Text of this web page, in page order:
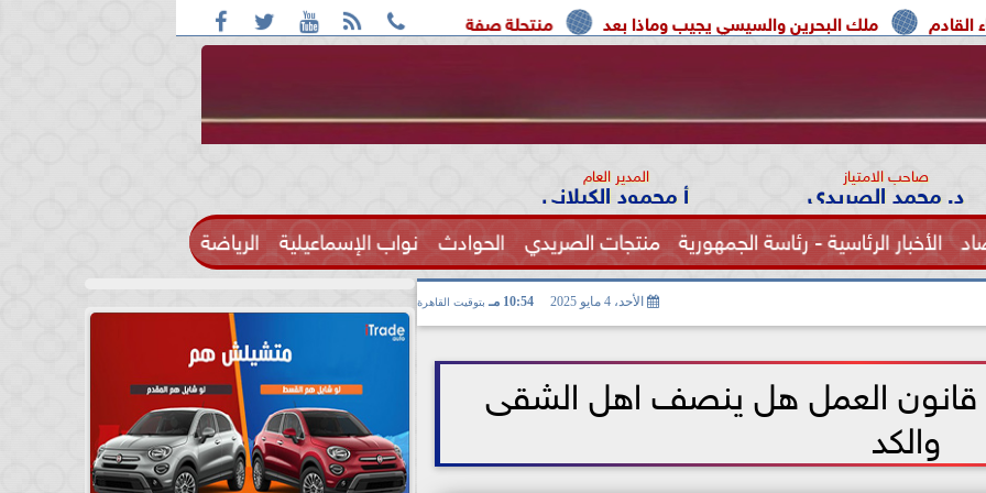
    
منتحلة صفة صحفية تعترف: واقعة التحرش مزعومة بسبب خلافات على الأجرة البحرين والسيسي يجيب وماذا بعد
صاحب الامتياز
د. محمد الصريدي المدير العام
أ محمود الكيلاني
الأخبار الرئاسية - رئاسة الجمهورية منتجات الصريدي الحوادث نواب الإسماعيلية الرياضة
الصحة الأحد، 4 مايو 2025 10:54 مـ بتوقيت القاهرة
العمل هل ينصف اهل الشقى
والكد